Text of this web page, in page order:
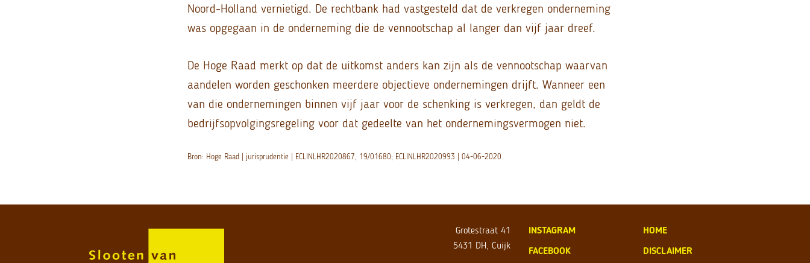
Noord-Holland vernietigd. De rechtbank had vastgesteld dat de verkregen onderneming
was opgegaan in de onderneming die de vennootschap al langer dan vijf jaar dreef.
De Hoge Raad merkt op dat de uitkomst anders kan zijn als de vennootschap waarvan
aandelen worden geschonken meerdere objectieve ondernemingen drijft. Wanneer een
van die ondernemingen binnen vijf jaar voor de schenking is verkregen, dan geldt de
bedrijfsopvolgingsregeling voor dat gedeelte van het ondernemingsvermogen niet.
Bron: Hoge Raad | jurisprudentie | ECLINLHR2020867, 19/01680; ECLINLHR2020993 | 04-06-2020
Grotestraat 41
5431 DH, Cuijk
INSTAGRAM
FACEBOOK
HOME
DISCLAIMER